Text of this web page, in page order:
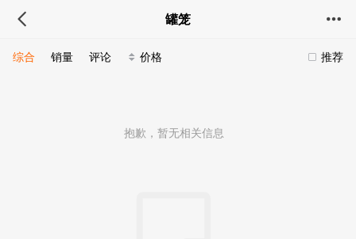
罐笼
推荐
综合 销量 评论 价格
抱歉，暂无相关信息